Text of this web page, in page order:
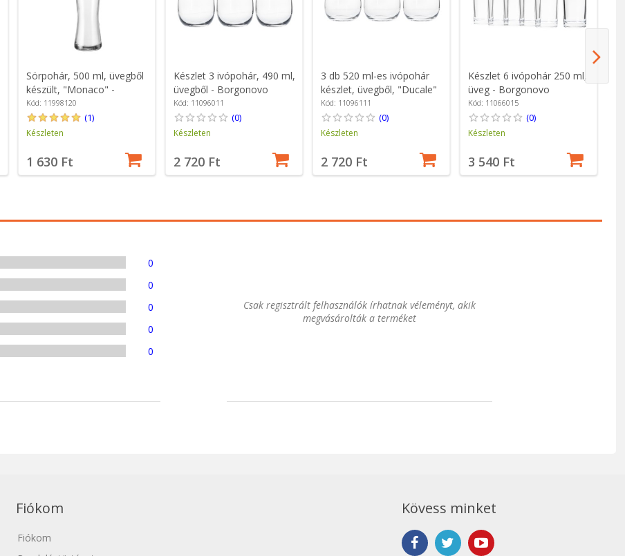
Sörpohár, 500 ml, üvegből
készült, "Monaco" -
Borgonovo
Kód: 11998120
(1)
Készleten
1 630 Ft
Készlet 3 ivópohár, 490 ml,
üvegből - Borgonovo
Kód: 11096011
(0)
Készleten
2 720 Ft
3 db 520 ml-es ivópohár
készlet, üvegből, "Ducale"
- Borgonovo
Kód: 11096111
(0)
Készleten
2 720 Ft
Készlet 6 ivópohár 250 ml,
üveg - Borgonovo
Kód: 11066015
(0)
Készleten
3 540 Ft
0
0
0
0
0
Csak regisztrált felhasználók írhatnak véleményt, akik
megvásárolták a terméket
Fiókom
Fiókom
Kövess minket